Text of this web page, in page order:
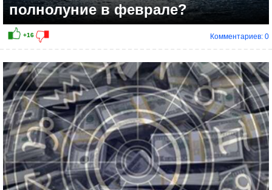
+26
полнолуние в феврале?
Комментариев: 0